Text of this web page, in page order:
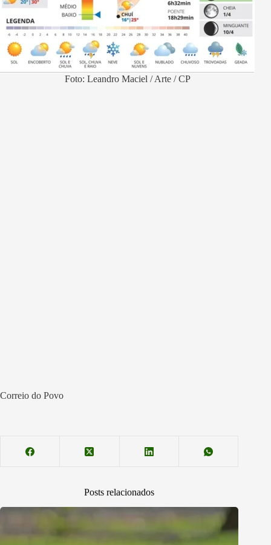
Foto: Leandro Maciel / Arte / CP
Correio do Povo
Posts relacionados